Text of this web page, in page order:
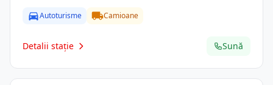
Autoturisme Camioane
Detalii stație Sună